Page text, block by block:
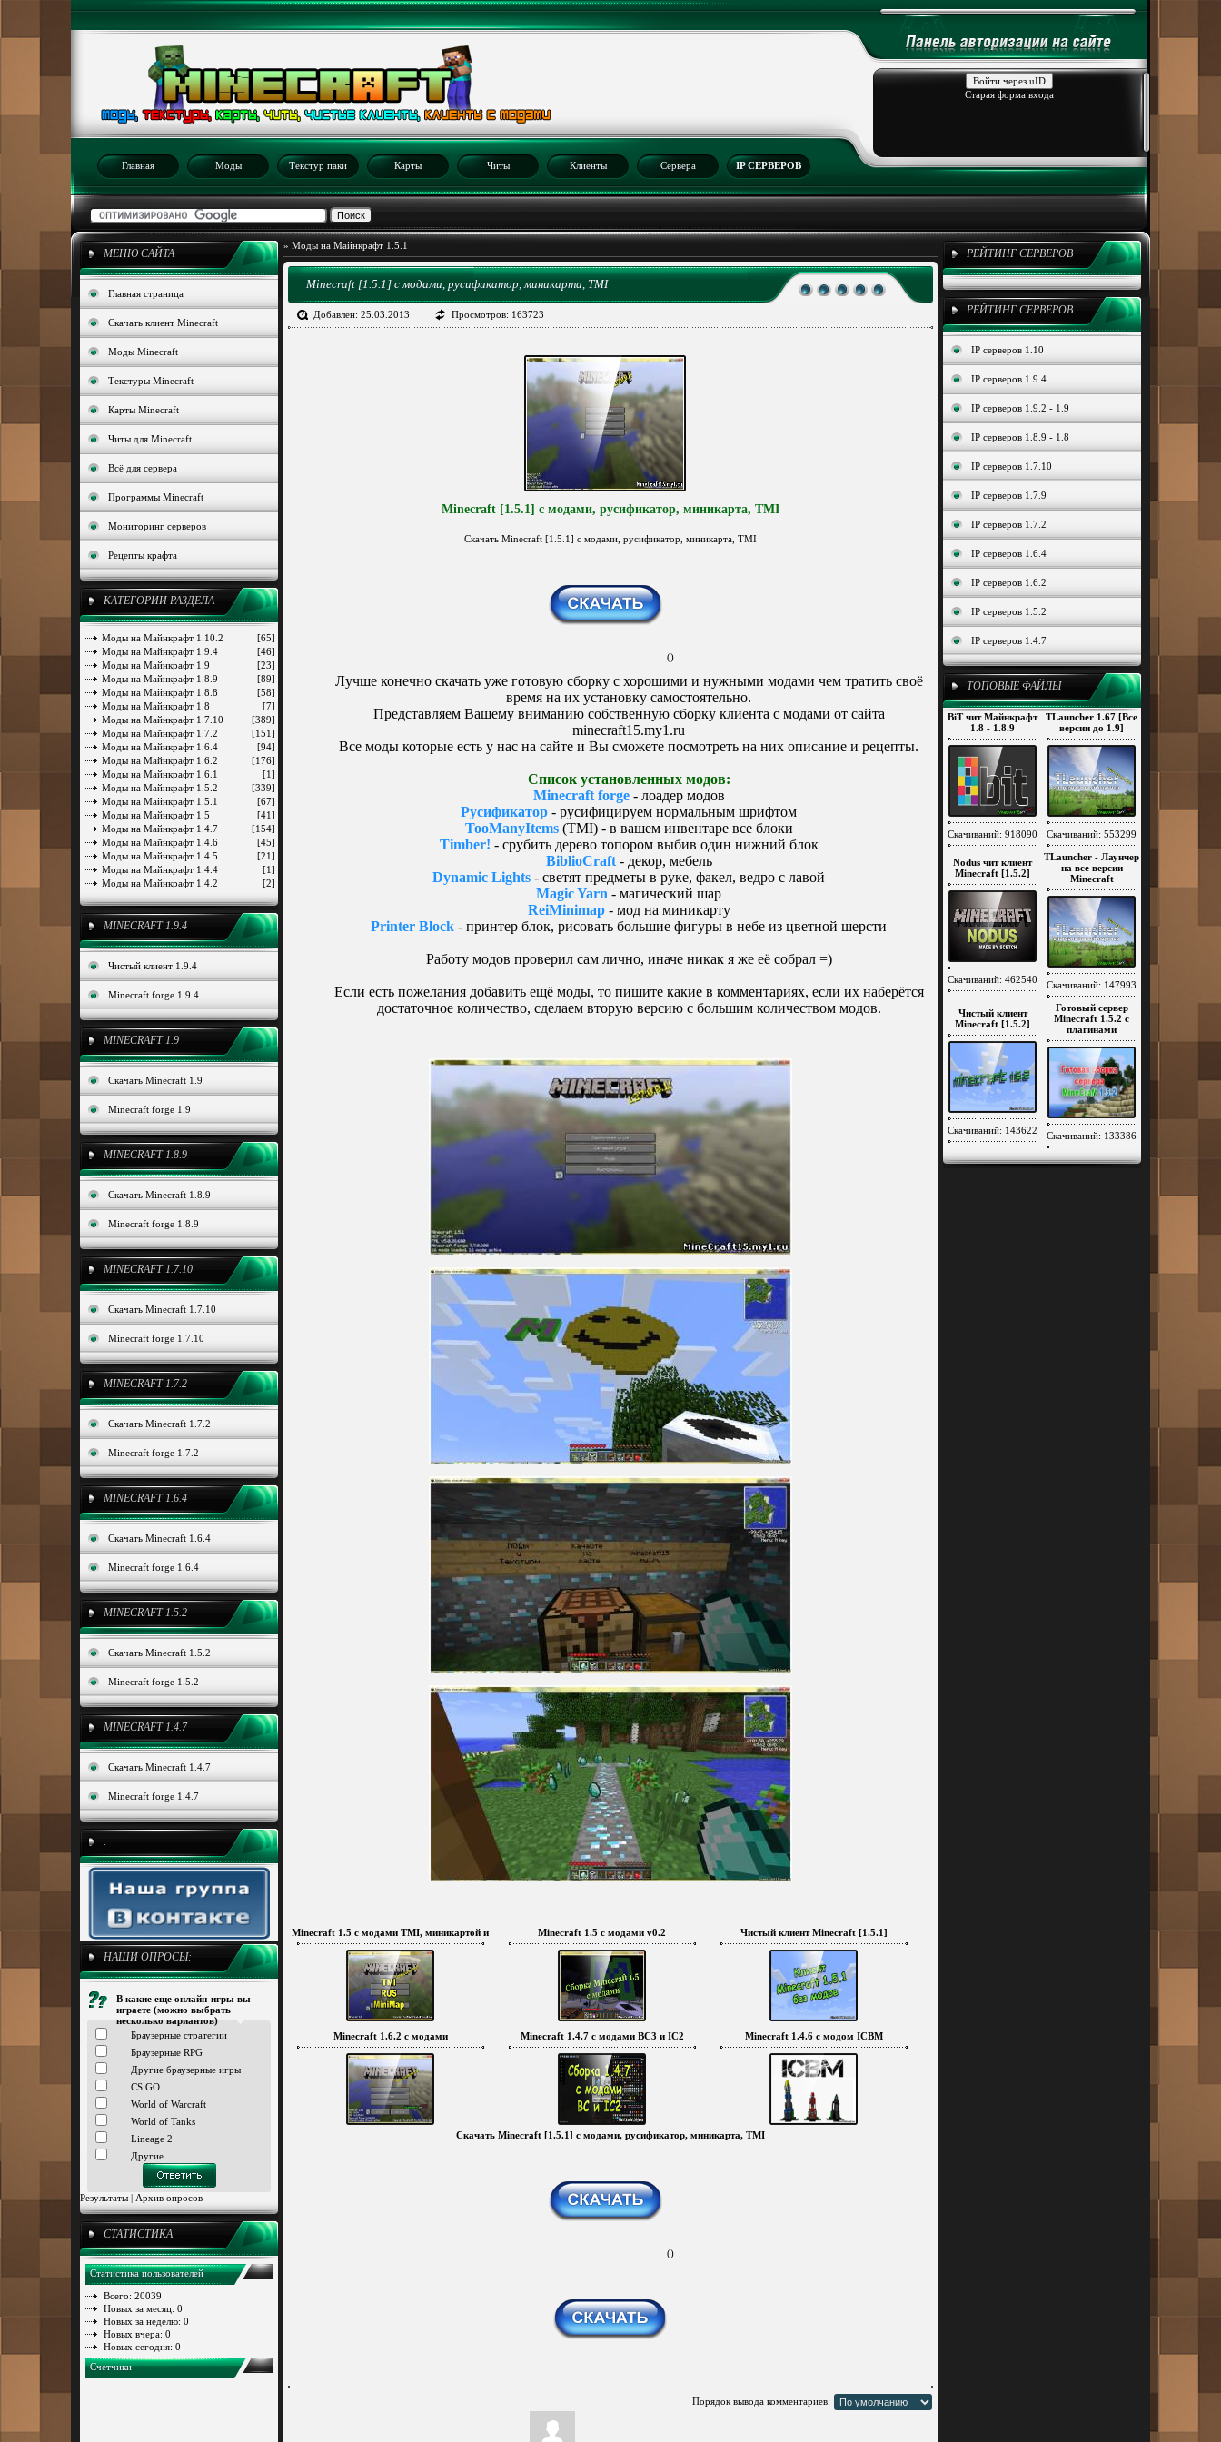
Войти через uID
Старая форма входа
Главная Моды Текстур паки Карты Читы Клиенты Сервера IP СЕРВЕРОВ
МЕНЮ САЙТА
Главная страница
Скачать клиент Minecraft
Моды Minecraft
Текстуры Minecraft
Карты Minecraft
Читы для Minecraft
Всё для сервера
Программы Minecraft
Мониторинг серверов
Рецепты крафта
КАТЕГОРИИ РАЗДЕЛА
[65]
Моды на Майнкрафт 1.10.2
[46]
Моды на Майнкрафт 1.9.4
[23]
Моды на Майнкрафт 1.9
[89]
Моды на Майнкрафт 1.8.9
[58]
Моды на Майнкрафт 1.8.8
[7]
Моды на Майнкрафт 1.8
[389]
Моды на Майнкрафт 1.7.10
[151]
Моды на Майнкрафт 1.7.2
[94]
Моды на Майнкрафт 1.6.4
[176]
Моды на Майнкрафт 1.6.2
[1]
Моды на Майнкрафт 1.6.1
[339]
Моды на Майнкрафт 1.5.2
[67]
Моды на Майнкрафт 1.5.1
[41]
Моды на Майнкрафт 1.5
[154]
Моды на Майнкрафт 1.4.7
[45]
Моды на Майнкрафт 1.4.6
[21]
Моды на Майнкрафт 1.4.5
[1]
Моды на Майнкрафт 1.4.4
[2]
Моды на Майнкрафт 1.4.2
MINECRAFT 1.9.4
Чистый клиент 1.9.4
Minecraft forge 1.9.4
MINECRAFT 1.9
Скачать Minecraft 1.9
Minecraft forge 1.9
MINECRAFT 1.8.9
Скачать Minecraft 1.8.9
Minecraft forge 1.8.9
MINECRAFT 1.7.10
Скачать Minecraft 1.7.10
Minecraft forge 1.7.10
MINECRAFT 1.7.2
Скачать Minecraft 1.7.2
Minecraft forge 1.7.2
MINECRAFT 1.6.4
Скачать Minecraft 1.6.4
Minecraft forge 1.6.4
MINECRAFT 1.5.2
Скачать Minecraft 1.5.2
Minecraft forge 1.5.2
MINECRAFT 1.4.7
Скачать Minecraft 1.4.7
Minecraft forge 1.4.7
.
НАШИ ОПРОСЫ:
В какие еще онлайн-игры вы
играете (можно выбрать
несколько вариантов)
Браузерные стратегии
Браузерные RPG
Другие браузерные игры
CS:GO
World of Warcraft
World of Tanks
Lineage 2
Другие
Результаты | Архив опросов
СТАТИСТИКА
Статистика пользователей
Всего: 20039
Новых за месяц: 0
Новых за неделю: 0
Новых вчера: 0
Новых сегодня: 0
Счетчики
РЕЙТИНГ СЕРВЕРОВ
РЕЙТИНГ СЕРВЕРОВ
IP серверов 1.10
IP серверов 1.9.4
IP серверов 1.9.2 - 1.9
IP серверов 1.8.9 - 1.8
IP серверов 1.7.10
IP серверов 1.7.9
IP серверов 1.7.2
IP серверов 1.6.4
IP серверов 1.6.2
IP серверов 1.5.2
IP серверов 1.4.7
ТОПОВЫЕ ФАЙЛЫ
BiT чит Майнкрафт
1.8 - 1.8.9
Скачиваний: 918090
TLauncher 1.67 [Все
версии до 1.9]
Скачиваний: 553299
Nodus чит клиент
Minecraft [1.5.2]
Скачиваний: 462540
TLauncher - Лаунчер
на все версии
Minecraft
Скачиваний: 147993
Чистый клиент
Minecraft [1.5.2]
Скачиваний: 143622
Готовый сервер
Minecraft 1.5.2 c
плагинами
Скачиваний: 133386
» Моды на Майнкрафт 1.5.1
Minecraft [1.5.1] с модами, русификатор, миникарта, TMI
Добавлен: 25.03.2013 Просмотров: 163723
Minecraft [1.5.1] с модами, русификатор, миникарта, TMI
Скачать Minecraft [1.5.1] с модами, русификатор, миникарта, TMI
()
Лучше конечно скачать уже готовую сборку с хорошими и нужными модами чем тратить своё
время на их установку самостоятельно.
Представляем Вашему вниманию собственную сборку клиента с модами от сайта
minecraft15.my1.ru
Все моды которые есть у нас на сайте и Вы сможете посмотреть на них описание и рецепты.
Список установленных модов:
Minecraft forge- лоадер модов
Русификатор - русифицируем нормальным шрифтом
TooManyItems(TMI) - в вашем инвентаре все блоки
Timber! - срубить дерево топором выбив один нижний блок
BiblioCraft- декор, мебель
Dynamic Lights - светят предметы в руке, факел, ведро с лавой
Magic Yarn - магический шар
ReiMinimap- мод на миникарту
Printer Block - принтер блок, рисовать большие фигуры в небе из цветной шерсти
Работу модов проверил сам лично, иначе никак я же её собрал =)
Если есть пожелания добавить ещё моды, то пишите какие в комментариях, если их наберётся
достаточное количество, сделаем вторую версию с большим количеством модов.
Minecraft 1.5 с модами TMI, миникартой и русификаторомMinecraft 1.5 с модами v0.2 Чистый клиент Minecraft [1.5.1]
Minecraft 1.6.2 с модами Minecraft 1.4.7 с модами BC3 и IC2 Minecraft 1.4.6 с модом ICBM
Скачать Minecraft [1.5.1] с модами, русификатор, миникарта, TMI
()
Порядок вывода комментариев: